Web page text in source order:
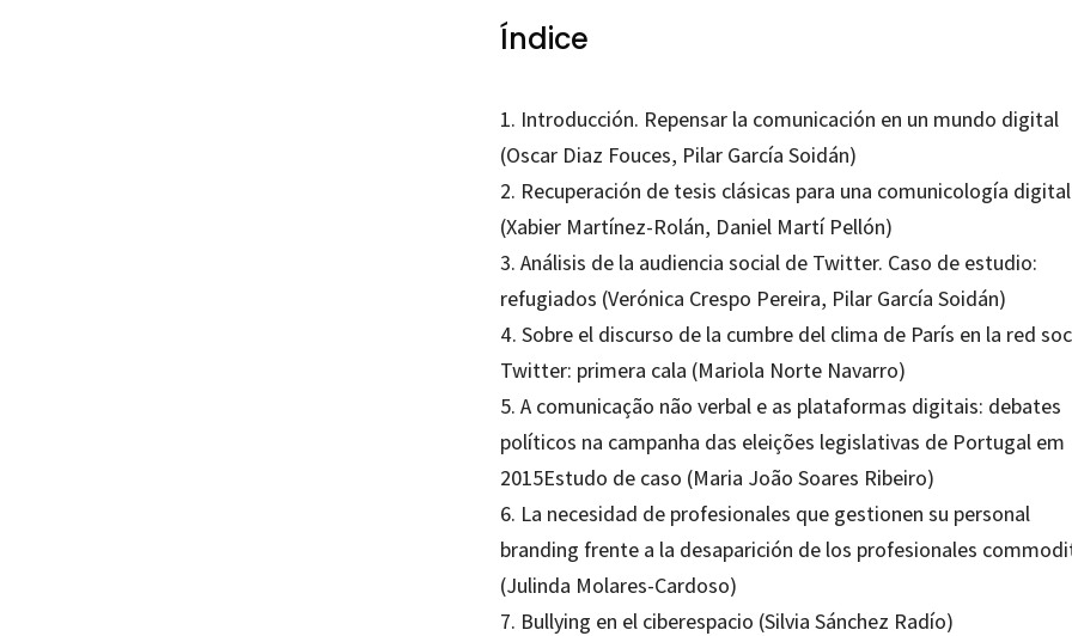
Índice
1. Introducción. Repensar la comunicación en un mundo digital
(Oscar Diaz Fouces, Pilar García Soidán)
2. Recuperación de tesis clásicas para una comunicología digital
(Xabier Martínez-Rolán, Daniel Martí Pellón)
3. Análisis de la audiencia social de Twitter. Caso de estudio:
refugiados (Verónica Crespo Pereira, Pilar García Soidán)
4. Sobre el discurso de la cumbre del clima de París en la red
Twitter: primera cala (Mariola Norte Navarro)
5. A comunicação não verbal e as plataformas digitais: debates
políticos na campanha das eleições legislativas de Portugal em
2015Estudo de caso (Maria João Soares Ribeiro)
6. La necesidad de profesionales que gestionen su personal
branding frente a la desaparición de los profesionales
(Julinda Molares-Cardoso)
7. Bullying en el ciberespacio (Silvia Sánchez Radío)